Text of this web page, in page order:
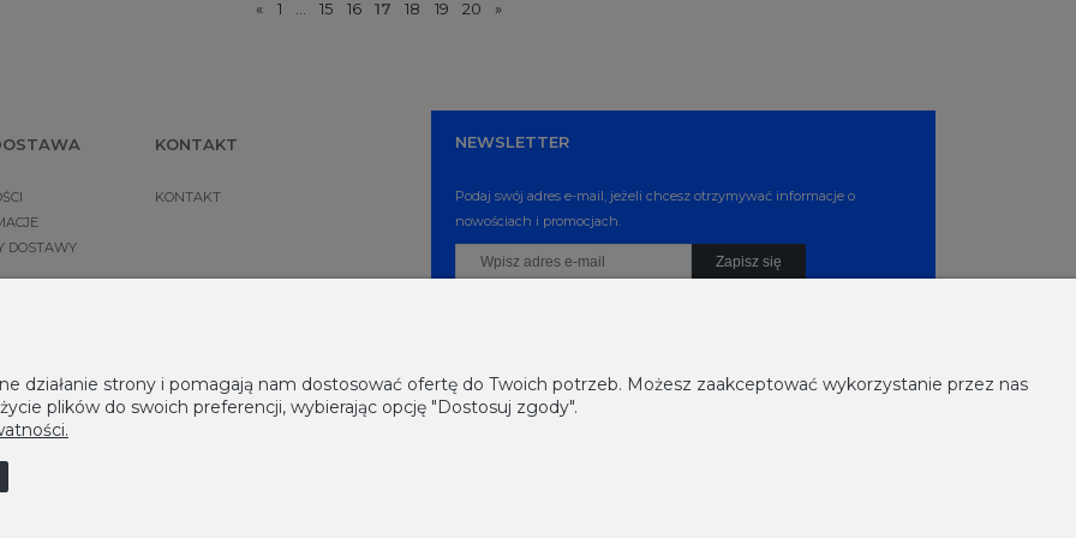
« 1 15 16 17 18 19 20 »
DOSTAWY
KONTAKT
KONTAKT
NEWSLETTER
Podaj swój adres e-mail, jeżeli chcesz otrzymywać informacje o
nowościach i promocjach.
Zapisz się
działanie strony i pomagają nam dostosować ofertę do Twoich potrzeb. Możesz zaakceptować wykorzystanie przez nas
plików do swoich preferencji, wybierając opcję "Dostosuj zgody".